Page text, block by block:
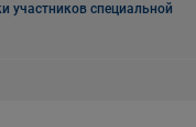
участников специальной